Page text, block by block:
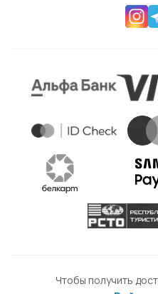
Чтобы получить